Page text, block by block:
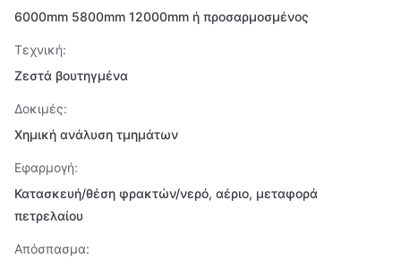
6000mm 5800mm 12000mm ή προσαρμοσμένος
Τεχνική:
Ζεστά βουτηγμένα
Δοκιμές:
Χημική ανάλυση τμημάτων
Εφαρμογή:
Κατασκευή/θέση φρακτών/νερό, αέριο, μεταφορά
πετρελαίου
Απόσπασμα: